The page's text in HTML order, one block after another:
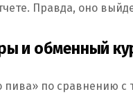
Правда, оно
и обменный
по сравнению с